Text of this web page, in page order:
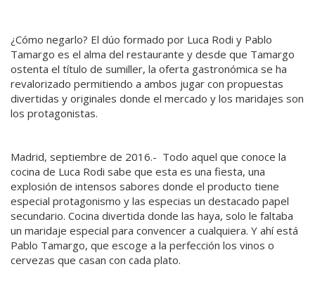
¿Cómo negarlo? El dúo formado por Luca Rodi y Pablo
Tamargo es el alma del restaurante y desde que Tamargo
ostenta el título de sumiller, la oferta gastronómica se ha
revalorizado permitiendo a ambos jugar con propuestas
divertidas y originales donde el mercado y los maridajes son
los protagonistas.
Madrid, septiembre de 2016.- Todo aquel que conoce la
cocina de Luca Rodi sabe que esta es una fiesta, una
explosión de intensos sabores donde el producto tiene
especial protagonismo y las especias un destacado papel
secundario. Cocina divertida donde las haya, solo le faltaba
un maridaje especial para convencer a cualquiera. Y ahí está
Pablo Tamargo, que escoge a la perfección los vinos o
cervezas que casan con cada plato.